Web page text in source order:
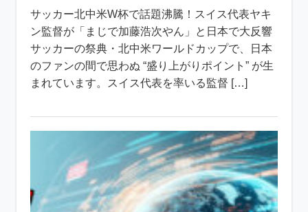
サッカー北中米W杯で話題沸騰！スイス代表ヤキ
ン監督が「まじで加藤浩次やん」と日本で大反響
サッカーの祭典・北中米ワールドカップで、日本
のファンの間で思わぬ “盛り上がりポイント” が生
まれています。スイス代表を率いる監督 […]